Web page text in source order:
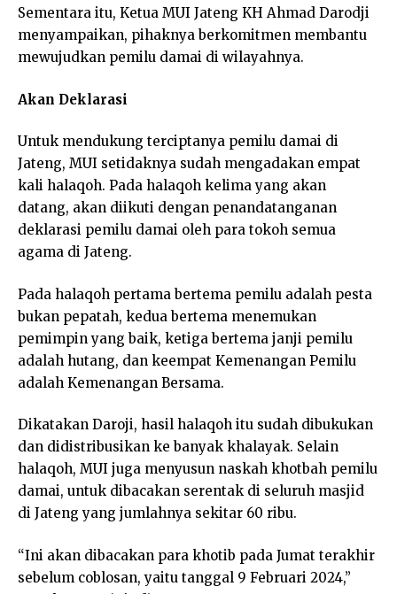
Sementara itu, Ketua MUI Jateng KH Ahmad Darodji
menyampaikan, pihaknya berkomitmen membantu
mewujudkan pemilu damai di wilayahnya.
Akan Deklarasi
Untuk mendukung terciptanya pemilu damai di
Jateng, MUI setidaknya sudah mengadakan empat
kali halaqoh. Pada halaqoh kelima yang akan
datang, akan diikuti dengan penandatanganan
deklarasi pemilu damai oleh para tokoh semua
agama di Jateng.
Pada halaqoh pertama bertema pemilu adalah pesta
bukan pepatah, kedua bertema menemukan
pemimpin yang baik, ketiga bertema janji pemilu
adalah hutang, dan keempat Kemenangan Pemilu
adalah Kemenangan Bersama.
Dikatakan Daroji, hasil halaqoh itu sudah dibukukan
dan didistribusikan ke banyak khalayak. Selain
halaqoh, MUI juga menyusun naskah khotbah pemilu
damai, untuk dibacakan serentak di seluruh masjid
di Jateng yang jumlahnya sekitar 60 ribu.
“Ini akan dibacakan para khotib pada Jumat terakhir
sebelum coblosan, yaitu tanggal 9 Februari 2024,”